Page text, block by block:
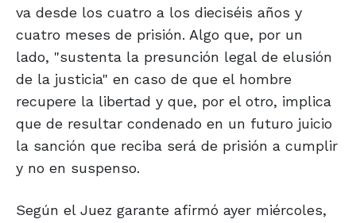
va desde los cuatro a los dieciséis años y
cuatro meses de prisión. Algo que, por un
lado, "sustenta la presunción legal de elusión
de la justicia" en caso de que el hombre
recupere la libertad y que, por el otro, implica
que de resultar condenado en un futuro juicio
la sanción que reciba será de prisión a cumplir
y no en suspenso.
Según el Juez garante afirmó ayer miércoles,